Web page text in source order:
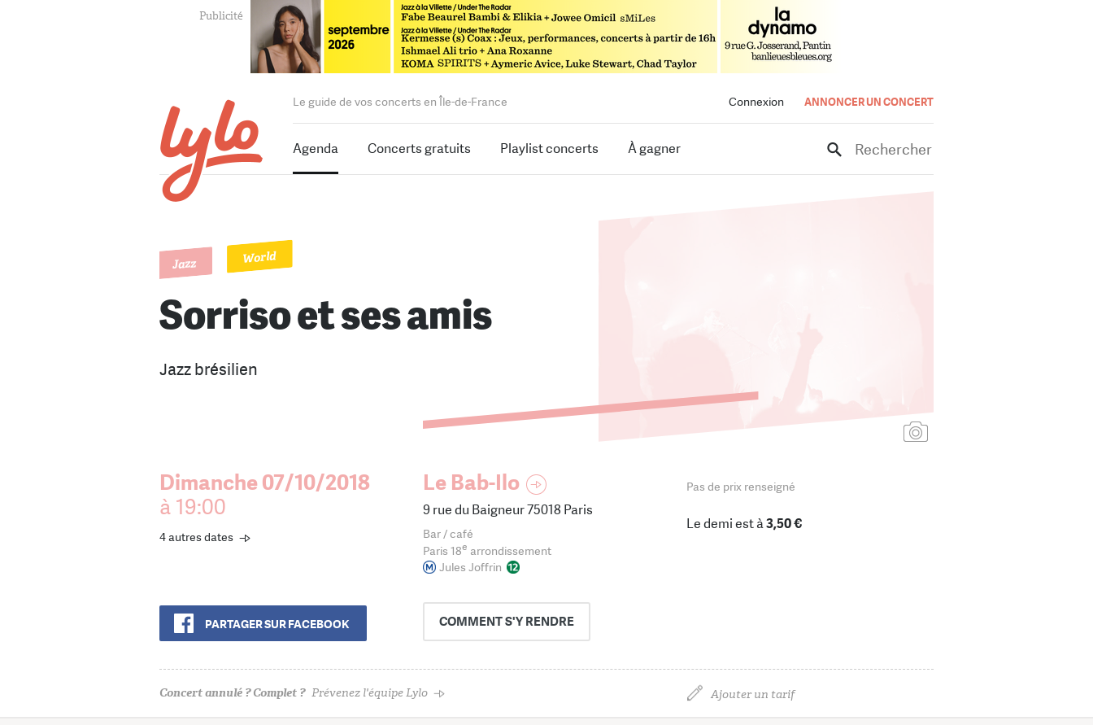
Connexion ANNONCER UN CONCERT
Le guide de vos concerts en Île-de-France
Agenda Concerts gratuits Playlist concerts À gagner Rechercher
Jazz World
Sorriso et ses amis
Jazz brésilien
Dimanche 07/10/2018
à 19:00
4 autres dates
PARTAGER SUR FACEBOOK
Le Bab-Ilo
9 rue du Baigneur 75018 Paris
Bar / café
Paris 18e arrondissement
Jules Joffrin
COMMENTS'Y RENDRE
Pas de prix renseigné
Le demi est à3,50 €
Concert annulé ? Complet ? Prévenez l'équipe Lylo Ajouter un tarif